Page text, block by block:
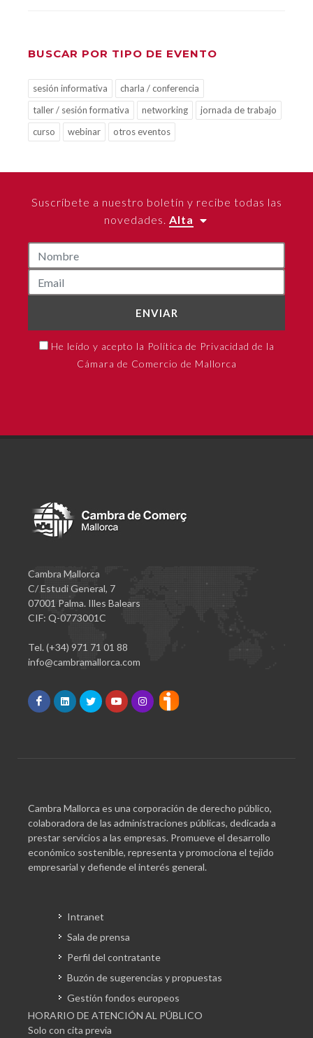
BUSCAR POR TIPO DE EVENTO
sesión informativa
charla / conferencia
taller / sesión formativa
networking
jornada de trabajo
curso
webinar otros eventos
Suscríbete a nuestro boletín y recibe todas las
novedades. Alta
ENVIAR
He leído y acepto la Política de Privacidad de la
Cámara de Comercio de Mallorca
Cambra Mallorca
C/ Estudi General, 7
07001 Palma. Illes Balears
CIF: Q-0773001C
Tel. (+34) 971 71 01 88
info@cambramallorca.com
Cambra Mallorca es una corporación de derecho público,
colaboradora de las administraciones públicas, dedicada a
prestar servicios a las empresas. Promueve el desarrollo
económico sostenible, representa y promociona el tejido
empresarial y defiende el interés general.
Intranet
Sala de prensa
Perfil del contratante
Buzón de sugerencias y propuestas
Gestión fondos europeos
HORARIO DE ATENCIÓN AL PÚBLICO
Solo con cita previa